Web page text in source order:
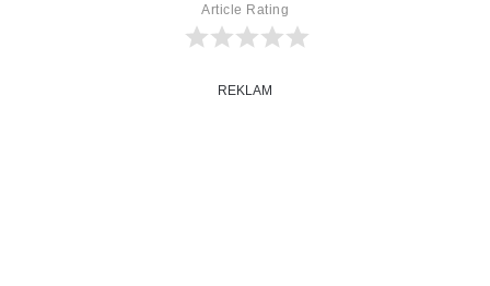
Article Rating
REKLAM